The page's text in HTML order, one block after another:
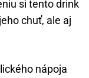
si tento drink
chuť, ale aj
nápoja